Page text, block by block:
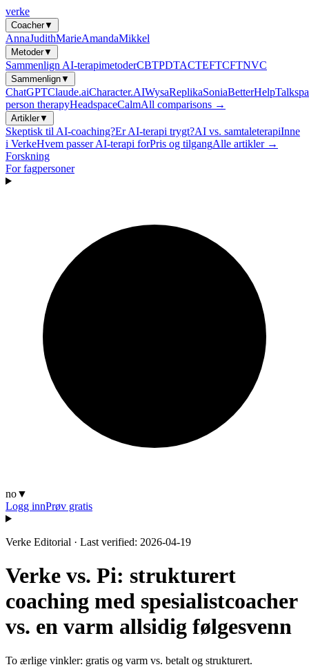
verke
Coacher▼
AnnaJudithMarieAmandaMikkel
Metoder▼
Sammenlign AI-terapimetoderCBTPDTACTEFTCFTNVC
Sammenlign▼
ChatGPTClaude.aiCharacter.AIWysaReplikaSoniaBetterHelp
person therapyHeadspaceCalmAll comparisons →
Artikler▼
Skeptisk til AI-coaching?Er AI-terapi trygt?AI vs. samtaleterapiInne
i VerkeHvem passer AI-terapi forPris og tilgangAlle artikler →
Forskning
For fagpersoner
no▼
Logg innPrøv gratis
Verke Editorial · Last verified: 2026-04-19
Verke vs. Pi: strukturert
coaching med spesialistcoacher
vs. en varm allsidig følgesvenn
To ærlige vinkler: gratis og varm vs. betalt og strukturert.